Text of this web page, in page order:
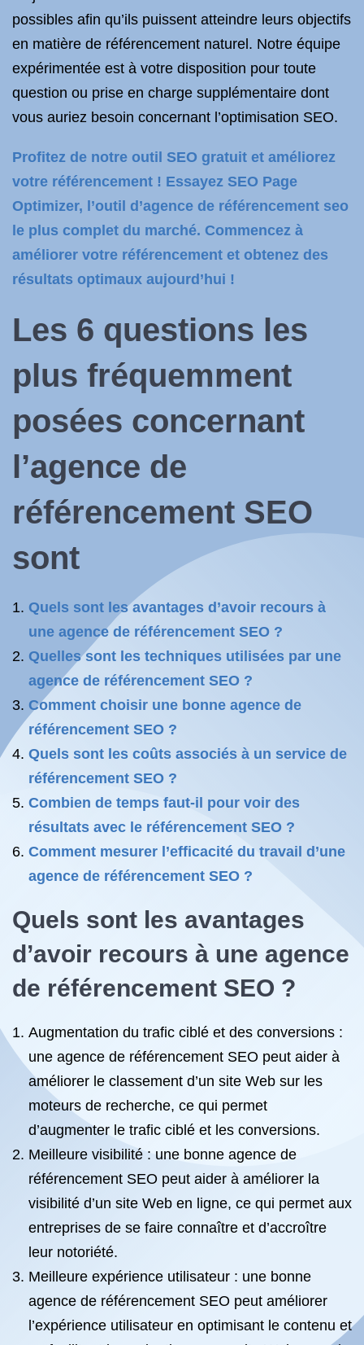
possibles afin qu’ils puissent atteindre leurs objectifs
en matière de référencement naturel. Notre équipe
expérimentée est à votre disposition pour toute
question ou prise en charge supplémentaire dont
vous auriez besoin concernant l’optimisation SEO.
Profitez de notre outil SEO gratuit et améliorez
votre référencement ! Essayez SEO Page
Optimizer, l’outil d’agence de référencement seo
le plus complet du marché. Commencez à
améliorer votre référencement et obtenez des
résultats optimaux aujourd’hui !
Les 6 questions les
plus fréquemment
posées concernant
l’agence de
référencement SEO
sont
Quels sont les avantages d’avoir recours à
une agence de référencement SEO ?
Quelles sont les techniques utilisées par une
agence de référencement SEO ?
Comment choisir une bonne agence de
référencement SEO ?
Quels sont les coûts associés à un service de
référencement SEO ?
Combien de temps faut-il pour voir des
résultats avec le référencement SEO ?
Comment mesurer l’efficacité du travail d’une
agence de référencement SEO ?
Quels sont les avantages
d’avoir recours à une agence
de référencement SEO ?
Augmentation du trafic ciblé et des conversions :
une agence de référencement SEO peut aider à
améliorer le classement d’un site Web sur les
moteurs de recherche, ce qui permet
d’augmenter le trafic ciblé et les conversions.
Meilleure visibilité : une bonne agence de
référencement SEO peut aider à améliorer la
visibilité d’un site Web en ligne, ce qui permet aux
entreprises de se faire connaître et d’accroître
leur notoriété.
Meilleure expérience utilisateur : une bonne
agence de référencement SEO peut améliorer
l’expérience utilisateur en optimisant le contenu et